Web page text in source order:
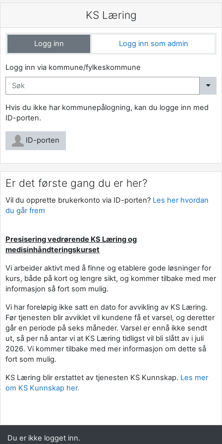
Gå til hovedinnhold
KS Læring
Logg inn Logg inn som admin
Logg inn via kommune/fylkeskommune
Hvis du ikke har kommunepålogning, kan du logge inn med
ID-porten.
ID-porten
Er det første gang du er her?
Vil du opprette brukerkonto via ID-porten? Les her hvordan
du går frem
Presisering vedrørende KS Læring og
medisinhåndteringskurset
Vi arbeider aktivt med å finne og etablere gode løsninger for
kurs, både på kort og lengre sikt, og kommer tilbake med mer
informasjon så fort som mulig.
Vi har foreløpig ikke satt en dato for avvikling av KS Læring.
Før tjenesten blir avviklet vil kundene få et varsel, og deretter
går en periode på seks måneder. Varsel er ennå ikke sendt
ut, så per nå antar vi at KS Læring tidligst vil bli slått av i juli
2026. Vi kommer tilbake med mer informasjon om dette så
fort som mulig.
KS Læring blir erstattet av tjenesten KS Kunnskap. Les mer
om KS Kunnskap her.
Du er ikke logget inn.